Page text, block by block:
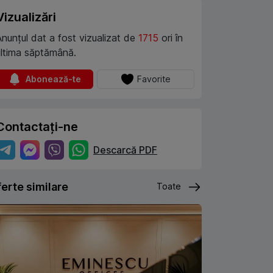
dat a fost vizualizat de 1715 ori în
săptămână.
Abonează-te Favorite
ne
Descarcă PDF
similare Toate